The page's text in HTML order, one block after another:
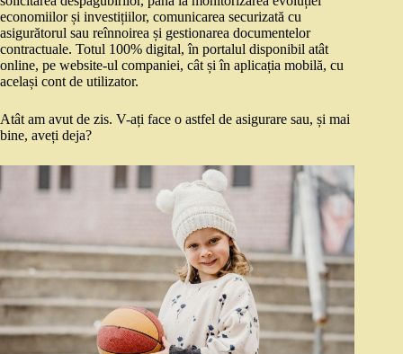
economiilor și investițiilor, comunicarea securizată cu
asigurătorul sau reînnoirea și gestionarea documentelor
contractuale. Totul 100% digital, în portalul disponibil atât
online, pe website-ul companiei, cât și în aplicația mobilă, cu
același cont de utilizator.
Atât am avut de zis. V-ați face o astfel de asigurare sau, și mai
bine, aveți deja?